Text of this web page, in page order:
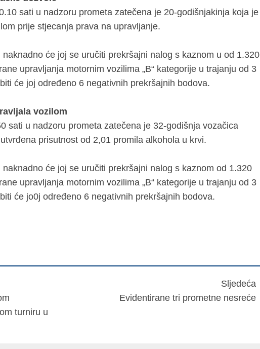
sati u nadzoru prometa zatečena je 20-godišnjakinja koja je
prije stjecanja prava na upravljanje.
će joj se uručiti prekršajni nalog s kaznom u od 1.320
upravljanja motornim vozilima „B“ kategorije u trajanju od 3
će joj određeno 6 negativnih prekršajnih bodova.
vozilom
sati u nadzoru prometa zatečena je 32-godišnja vozačica
prisutnost od 2,01 promila alkohola u krvi.
će joj se uručiti prekršajni nalog s kaznom od 1.320
upravljanja motornim vozilima „B“ kategorije u trajanju od 3
će jo0j određeno 6 negativnih prekršajnih bodova.
turniru u
Sljedeća
Evidentirane tri prometne nesreće